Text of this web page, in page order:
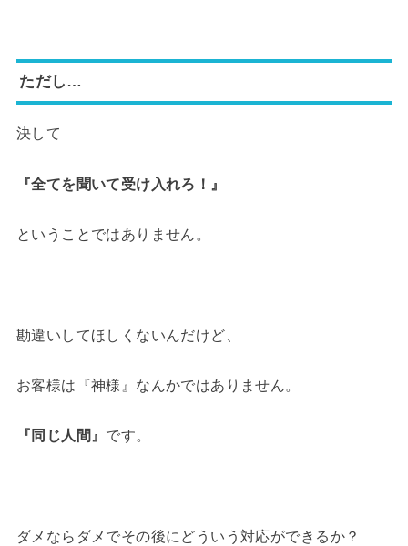
ただし…
決して
『全てを聞いて受け入れろ！』
ということではありません。
勘違いしてほしくないんだけど、
お客様は『神様』なんかではありません。
『同じ人間』 です。
ダメならダメでその後にどういう対応ができるか？